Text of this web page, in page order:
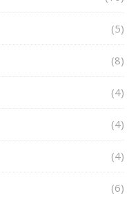
(5)
(8)
(4)
(4)
(4)
(6)